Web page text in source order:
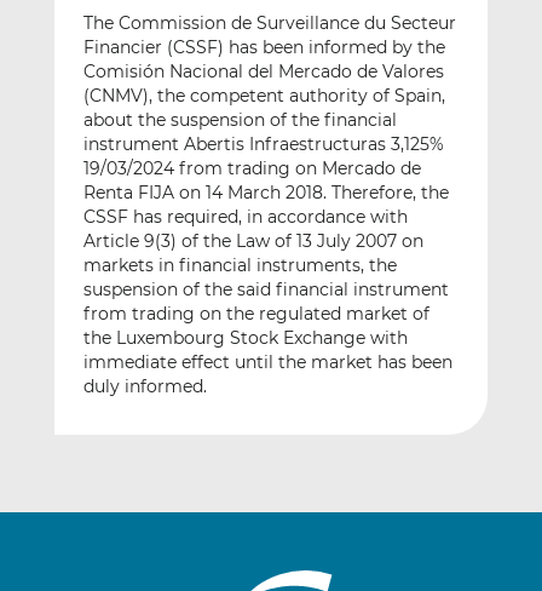
d
I
n
o
o
k
The Commission de Surveillance du Secteur
Financier (CSSF) has been informed by the
Comisión Nacional del Mercado de Valores
(CNMV), the competent authority of Spain,
about the suspension of the financial
instrument Abertis Infraestructuras 3,125%
19/03/2024 from trading on Mercado de
Renta FIJA on 14 March 2018. Therefore, the
CSSF has required, in accordance with
Article 9(3) of the Law of 13 July 2007 on
markets in financial instruments, the
suspension of the said financial instrument
from trading on the regulated market of
the Luxembourg Stock Exchange with
immediate effect until the market has been
duly informed.